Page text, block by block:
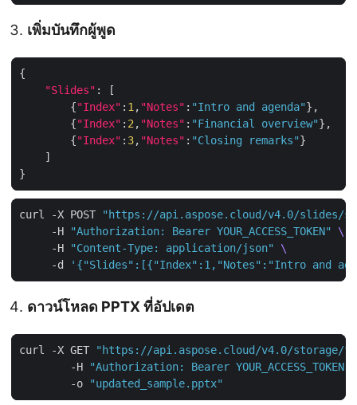
เพิ่มบันทึกผู้พูด
"Slides"
        {
"Index" : 1 , "Notes" : "Intro and agenda"
        {
"Index" : 2 , "Notes" : "Financial overview"
        {
"Index" : 3, "Notes" : "Closing remarks"
curl -X POST
"https://api.aspose.cloud/v4.0/slides/
     -H
"Authorization: Bearer YOUR_ACCESS_TOKEN"
     -H
"Content-Type: application/json"
     -d
'{"Slides":[{"Index":1,"Notes":"Intro and
ดาวน์โหลด PPTX ที่อัปเดต
curl -X GET
"https://api.aspose.cloud/v4.0/storage/
        -H
"Authorization: Bearer YOUR_ACCESS_TOKEN"
        -o
"updated_sample.pptx"